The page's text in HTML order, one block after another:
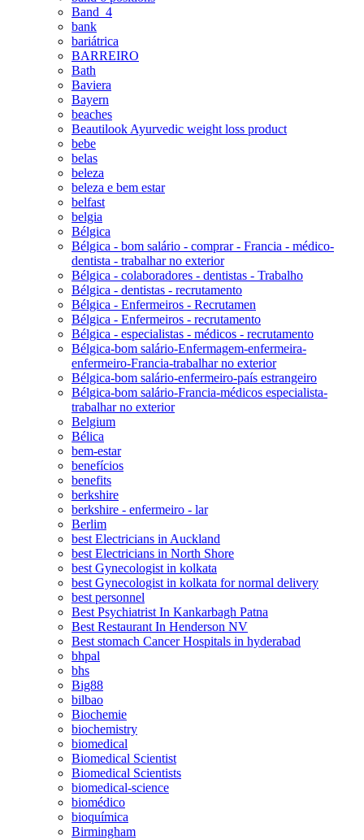
Band_4
bank
bariátrica
BARREIRO
Bath
Baviera
Bayern
beaches
Beautilook Ayurvedic weight loss product
bebe
belas
beleza
beleza e bem estar
belfast
belgia
Bélgica
Bélgica - bom salário - comprar - Francia - médico-
dentista - trabalhar no exterior
Bélgica - colaboradores - dentistas - Trabalho
Bélgica - dentistas - recrutamento
Bélgica - Enfermeiros - Recrutamen
Bélgica - Enfermeiros - recrutamento
Bélgica - especialistas - médicos - recrutamento
Bélgica-bom salário-Enfermagem-enfermeira-
enfermeiro-Francia-trabalhar no exterior
Bélgica-bom salário-enfermeiro-país estrangeiro
Bélgica-bom salário-Francia-médicos especialista-
trabalhar no exterior
Belgium
Bélica
bem-estar
benefícios
benefits
berkshire
berkshire - enfermeiro - lar
Berlim
best Electricians in Auckland
best Electricians in North Shore
best Gynecologist in kolkata
best Gynecologist in kolkata for normal delivery
best personnel
Best Psychiatrist In Kankarbagh Patna
Best Restaurant In Henderson NV
Best stomach Cancer Hospitals in hyderabad
bhpal
bhs
Big88
bilbao
Biochemie
biochemistry
biomedical
Biomedical Scientist
Biomedical Scientists
biomedical-science
biomédico
bioquímica
Birmingham